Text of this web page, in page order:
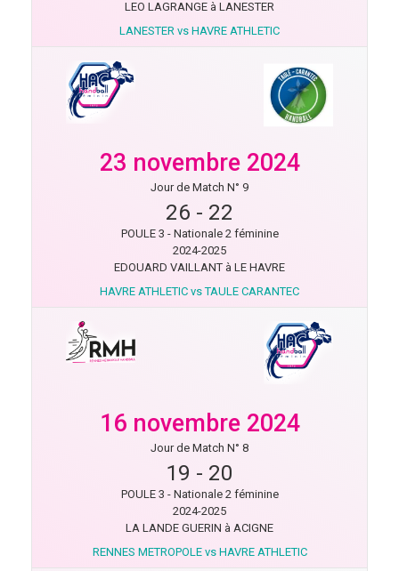
LEO LAGRANGE à LANESTER
LANESTER vs HAVRE ATHLETIC
23 novembre 2024
Jour de Match N° 9
26 - 22
POULE 3 - Nationale 2 féminine
2024-2025
EDOUARD VAILLANT à LE HAVRE
HAVRE ATHLETIC vs TAULE CARANTEC
16 novembre 2024
Jour de Match N° 8
19 - 20
POULE 3 - Nationale 2 féminine
2024-2025
LA LANDE GUERIN à ACIGNE
RENNES METROPOLE vs HAVRE ATHLETIC